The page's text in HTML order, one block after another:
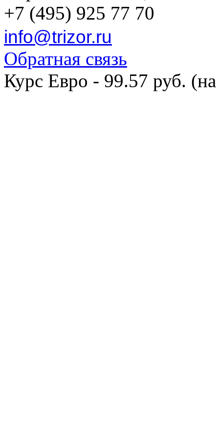
+7 (495) 925 77 70
info@trizor.ru
Обратная связь
Курс Евро - 99.57 руб.